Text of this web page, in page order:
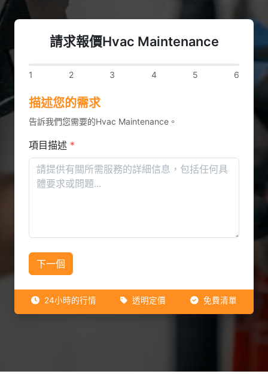
請求報價Hvac Maintenance
1 2 3 4 5 6
描述您的需求
告訴我們您需要的Hvac Maintenance。
項目描述 *
下一個
24小時的行情 透明定價 免費清單